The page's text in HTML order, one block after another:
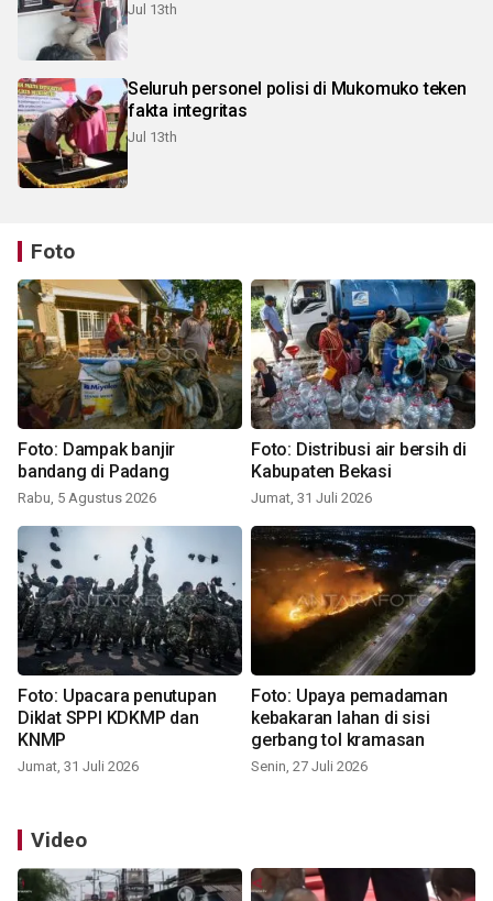
Jul 13th
Seluruh personel polisi di Mukomuko teken
fakta integritas
Jul 13th
Foto
Foto: Dampak banjir
bandang di Padang
Rabu, 5 Agustus 2026
Foto: Distribusi air bersih di
Kabupaten Bekasi
Jumat, 31 Juli 2026
Foto: Upacara penutupan
Diklat SPPI KDKMP dan
KNMP
Jumat, 31 Juli 2026
Foto: Upaya pemadaman
kebakaran lahan di sisi
gerbang tol kramasan
Senin, 27 Juli 2026
Video